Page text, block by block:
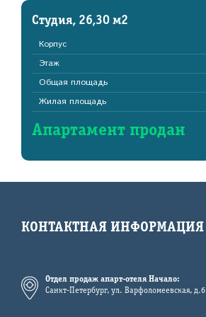
Студия, 26,30 м2
Корпус
Этаж
Общая площадь
Жилая площадь
Апартамент продан
КОНТАКТНАЯ ИНФОРМАЦИЯ
Отдел продаж апарт-отеля Начало:
Санкт-Петербург, ул. Варфоломеевская, д.6